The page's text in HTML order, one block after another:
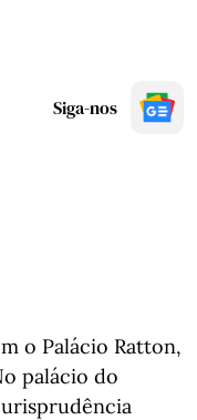
Siga-nos
o Palácio Ratton,
palácio do